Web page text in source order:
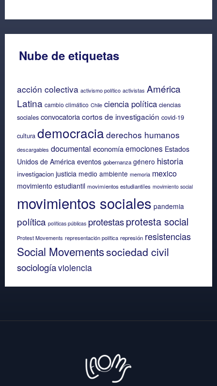
Nube de etiquetas
acción colectiva activismo político activistas América
Latina cambio climático Chile ciencia política ciencias
sociales convocatoriacortos de investigación covid-19
cultura democracia derechos humanos
descargables documental economíaemociones Estados
Unidos de América eventos gobernanza género historia
investigacion justicia medio ambiente memoria mexico
movimiento estudiantil movimientos estudiantiles movimiento social
movimientos sociales pandemia
política políticas públicas protestasprotesta social
Protest Movements representación política represión resistencias
Social Movementssociedad civil
sociologíaviolencia